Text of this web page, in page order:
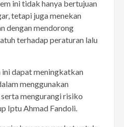
ini tidak hanya bertujuan
tetapi juga menekan
dengan mendorong
terhadap peraturan lalu
ini dapat meningkatkan
menggunakan
mengurangi risiko
Iptu Ahmad Fandoli.